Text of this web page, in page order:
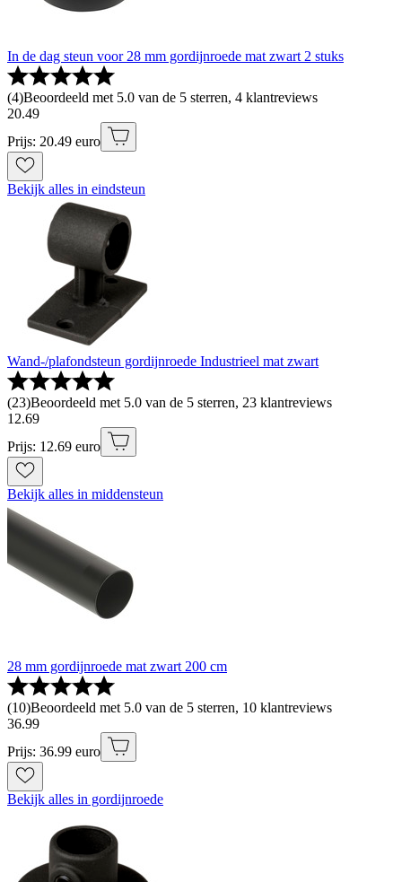
In de dag steun voor 28 mm gordijnroede mat zwart 2 stuks
(4)Beoordeeld met 5.0 van de 5 sterren, 4 klantreviews
20.49
Prijs: 20.49 euro
Bekijk alles in eindsteun
Wand-/plafondsteun gordijnroede Industrieel mat zwart
(23)Beoordeeld met 5.0 van de 5 sterren, 23 klantreviews
12.69
Prijs: 12.69 euro
Bekijk alles in middensteun
28 mm gordijnroede mat zwart 200 cm
(10)Beoordeeld met 5.0 van de 5 sterren, 10 klantreviews
36.99
Prijs: 36.99 euro
Bekijk alles in gordijnroede